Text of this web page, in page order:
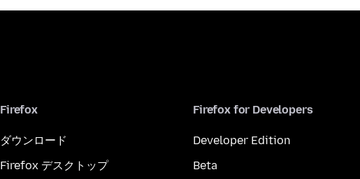
Firefox
ダウンロード
Firefox デスクトップ
Firefox for Developers
Developer Edition
Beta